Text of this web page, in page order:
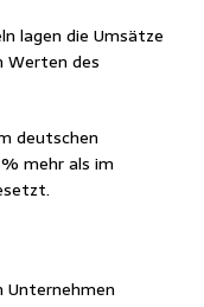
lagen die Umsätze
Werten des
deutschen
mehr als im